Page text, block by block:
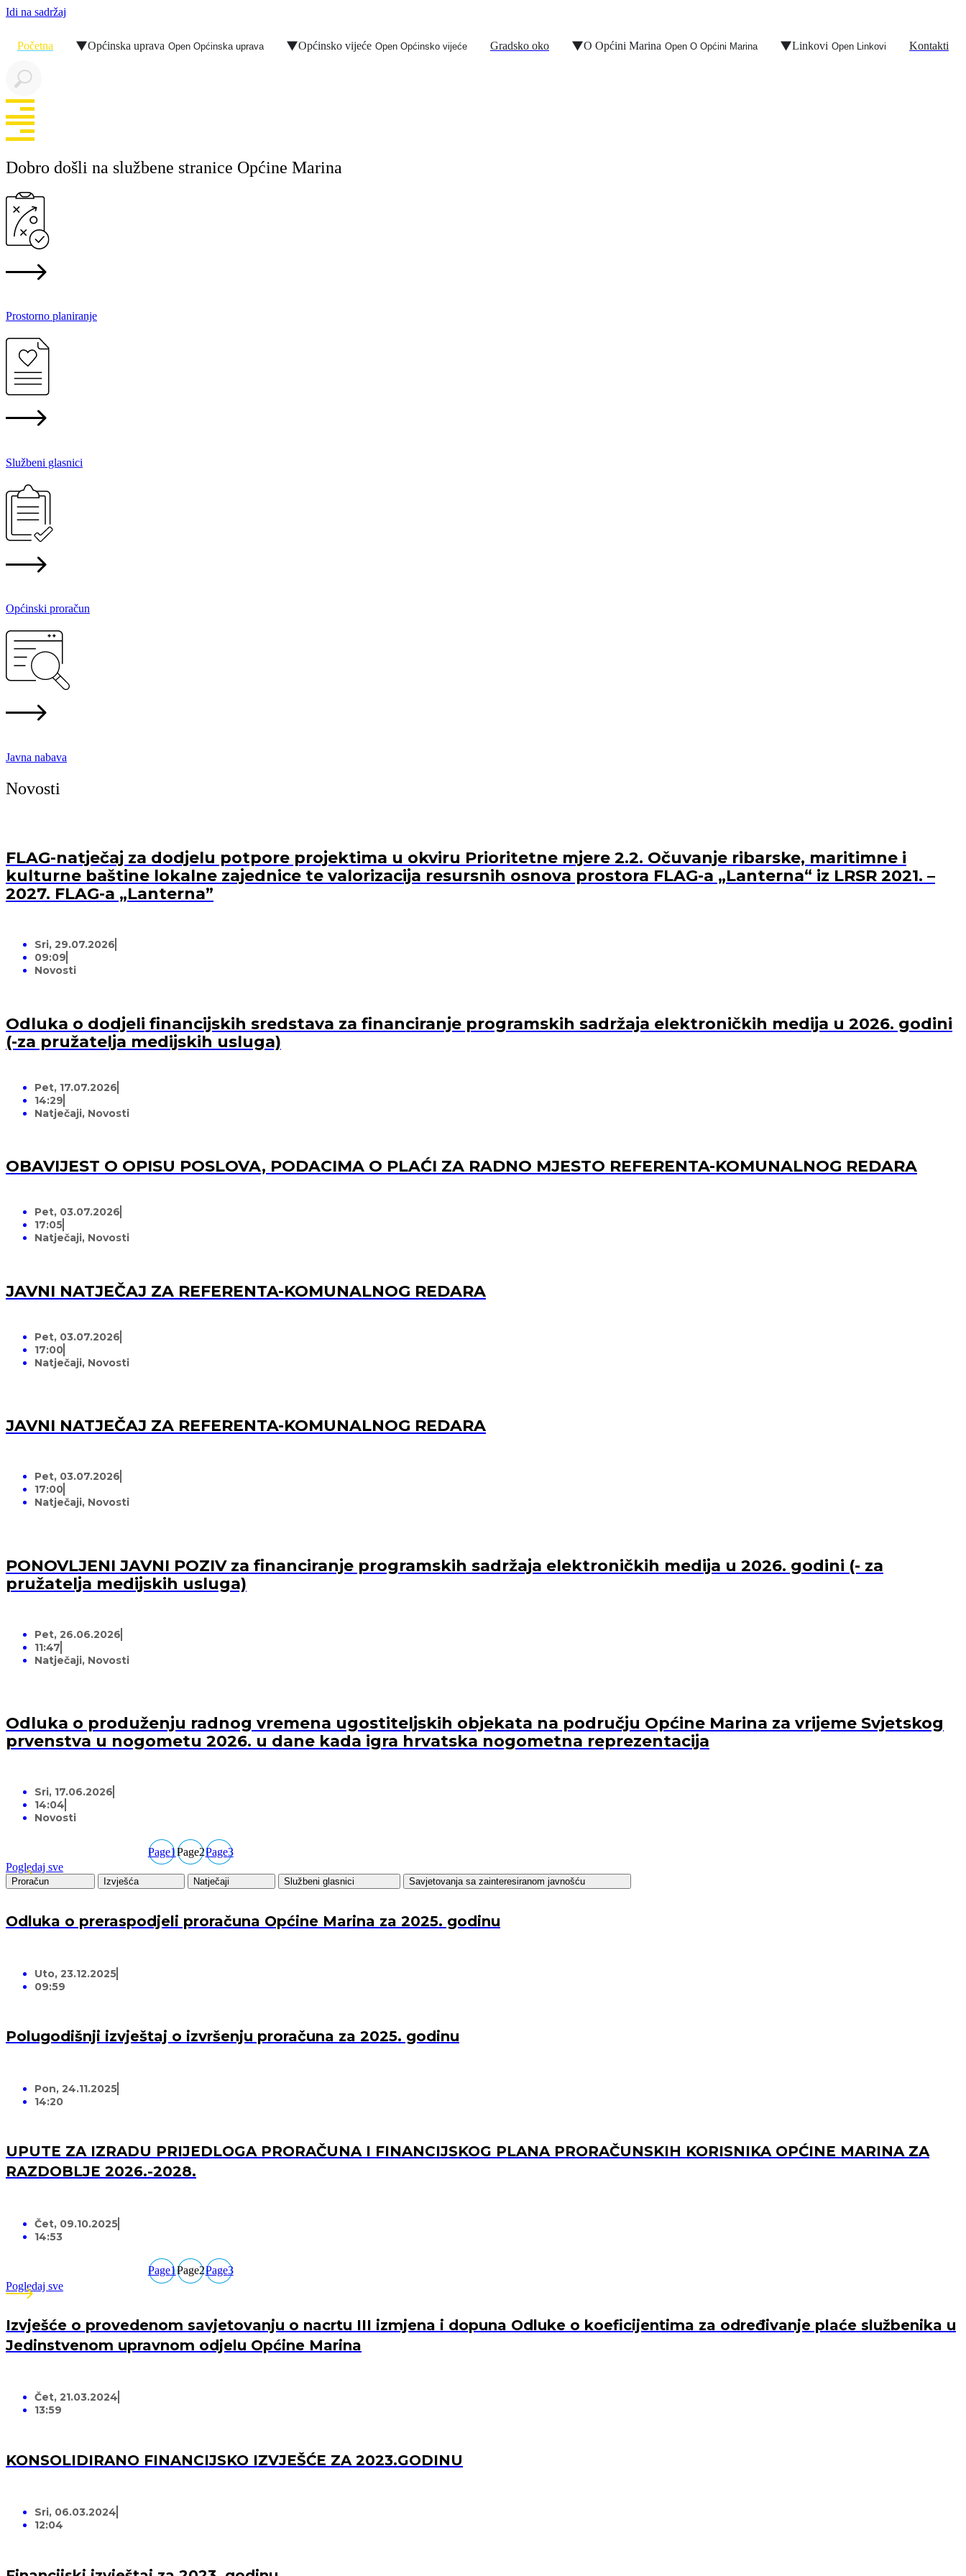
Idi na sadržaj
Početna Općinska uprava Open Općinska uprava Općinsko vijeće Open Općinsko vijeće Gradsko oko O Općini Marina Open O Općini Marina Linkovi Open Linkovi Kontakti
Dobro došli na službene stranice Općine Marina
Prostorno planiranje
Službeni glasnici
Općinski proračun
Javna nabava
Novosti
FLAG-natječaj za dodjelu potpore projektima u okviru Prioritetne mjere 2.2. Očuvanje ribarske, maritimne i
kulturne baštine lokalne zajednice te valorizacija resursnih osnova prostora FLAG-a „Lanterna“ iz LRSR 2021. –
2027. FLAG-a „Lanterna”
Sri, 29.07.2026
09:09
Novosti
Odluka o dodjeli financijskih sredstava za financiranje programskih sadržaja elektroničkih medija u 2026. godini
(-za pružatelja medijskih usluga)
Pet, 17.07.2026
14:29
Natječaji, Novosti
OBAVIJEST O OPISU POSLOVA, PODACIMA O PLAĆI ZA RADNO MJESTO REFERENTA-KOMUNALNOG REDARA
Pet, 03.07.2026
17:05
Natječaji, Novosti
JAVNI NATJEČAJ ZA REFERENTA-KOMUNALNOG REDARA
Pet, 03.07.2026
17:00
Natječaji, Novosti
JAVNI NATJEČAJ ZA REFERENTA-KOMUNALNOG REDARA
Pet, 03.07.2026
17:00
Natječaji, Novosti
PONOVLJENI JAVNI POZIV za financiranje programskih sadržaja elektroničkih medija u 2026. godini (- za
pružatelja medijskih usluga)
Pet, 26.06.2026
11:47
Natječaji, Novosti
Odluka o produženju radnog vremena ugostiteljskih objekata na području Općine Marina za vrijeme Svjetskog
prvenstva u nogometu 2026. u dane kada igra hrvatska nogometna reprezentacija
Sri, 17.06.2026
14:04
Novosti
Page1Page2Page3
Pogledaj sve
Proračun Izvješća Natječaji Službeni glasnici Savjetovanja sa zainteresiranom javnošću
Odluka o preraspodjeli proračuna Općine Marina za 2025. godinu
Uto, 23.12.2025
09:59
Polugodišnji izvještaj o izvršenju proračuna za 2025. godinu
Pon, 24.11.2025
14:20
UPUTE ZA IZRADU PRIJEDLOGA PRORAČUNA I FINANCIJSKOG PLANA PRORAČUNSKIH KORISNIKA OPĆINE MARINA ZA
RAZDOBLJE 2026.-2028.
Čet, 09.10.2025
14:53
Page1Page2Page3
Pogledaj sve
Izvješće o provedenom savjetovanju o nacrtu III izmjena i dopuna Odluke o koeficijentima za određivanje plaće službenika u
Jedinstvenom upravnom odjelu Općine Marina
Čet, 21.03.2024
13:59
KONSOLIDIRANO FINANCIJSKO IZVJEŠĆE ZA 2023.GODINU
Sri, 06.03.2024
12:04